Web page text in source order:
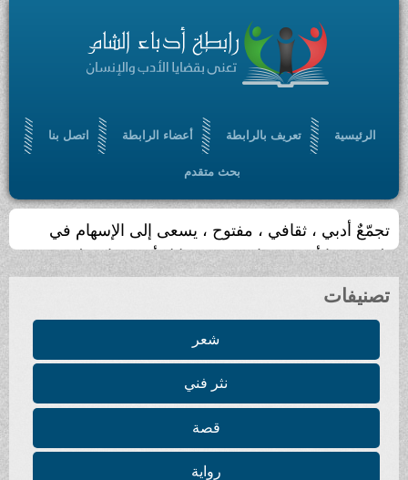
الرئيسية تعريف بالرابطة أعضاء الرابطة اتصل بنا
بحث متقدم
يجري تحديث الموقع أسبوعيا
تصنيفات
شعر
نثر فني
قصة
رواية